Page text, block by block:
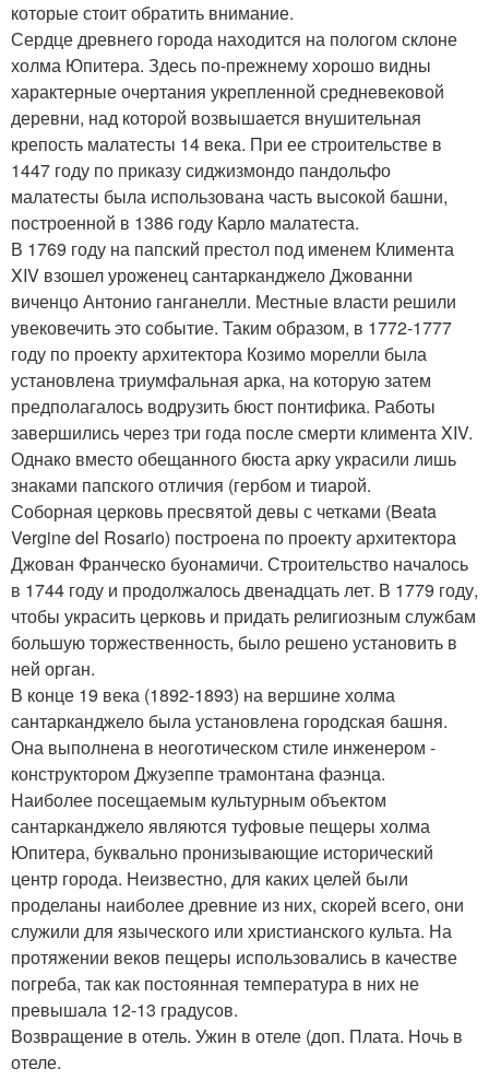
которые стоит обратить внимание.
Сердце древнего города находится на пологом склоне
холма Юпитера. Здесь по-прежнему хорошо видны
характерные очертания укрепленной средневековой
деревни, над которой возвышается внушительная
крепость малатесты 14 века. При ее строительстве в
1447 году по приказу сиджизмондо пандольфо
малатесты была использована часть высокой башни,
построенной в 1386 году Карло малатеста.
В 1769 году на папский престол под именем Климента
XIV взошел уроженец сантарканджело Джованни
виченцо Антонио ганганелли. Местные власти решили
увековечить это событие. Таким образом, в 1772-1777
году по проекту архитектора Козимо морелли была
установлена триумфальная арка, на которую затем
предполагалось водрузить бюст понтифика. Работы
завершились через три года после смерти климента XIV.
Однако вместо обещанного бюста арку украсили лишь
знаками папского отличия (гербом и тиарой.
Соборная церковь пресвятой девы с четками (Beata
Vergine del Rosario) построена по проекту архитектора
Джован Франческо буонамичи. Строительство началось
в 1744 году и продолжалось двенадцать лет. В 1779 году,
чтобы украсить церковь и придать религиозным службам
большую торжественность, было решено установить в
ней орган.
В конце 19 века (1892-1893) на вершине холма
сантарканджело была установлена городская башня.
Она выполнена в неоготическом стиле инженером -
конструктором Джузеппе трамонтана фаэнца.
Наиболее посещаемым культурным объектом
сантарканджело являются туфовые пещеры холма
Юпитера, буквально пронизывающие исторический
центр города. Неизвестно, для каких целей были
проделаны наиболее древние из них, скорей всего, они
служили для языческого или христианского культа. На
протяжении веков пещеры использовались в качестве
погреба, так как постоянная температура в них не
превышала 12-13 градусов.
Возвращение в отель. Ужин в отеле (доп. Плата. Ночь в
отеле.